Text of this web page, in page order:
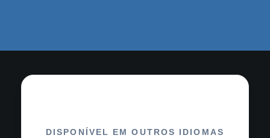
DISPONÍVEL EM OUTROS IDIOMAS